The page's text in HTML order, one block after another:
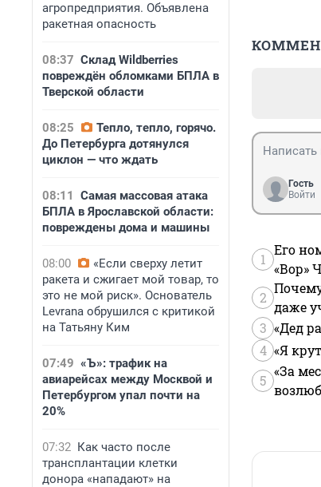
агропредприятия. Объявлена
ракетная опасность
08:37 Склад Wildberries
повреждён обломками БПЛА в
Тверской области
08:25
Тепло, тепло, горячо.
До Петербурга дотянулся
циклон — что ждать
08:11
Самая массовая атака
БПЛА в Ярославской области:
повреждены дома и машины
08:00
«Если сверху летит
ракета и сжигает мой товар, то
это не мой риск». Основатель
Levrana обрушился с критикой
на Татьяну Ким
07:49 «Ъ»: трафик на
авиарейсах между Москвой и
Петербургом упал почти на
20%
07:32 Как часто после
трансплантации клетки
донора «нападают» на
Гость
Войти
1
Его
«Вор»
2
даже
3 «Дед
4 «Я
5
«За